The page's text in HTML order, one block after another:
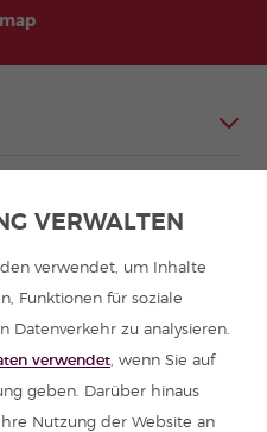
VERWALTEN
verwendet, um Inhalte
Funktionen für soziale
Datenverkehr zu analysieren.
verwendet, wenn Sie auf
geben. Darüber hinaus
Nutzung der Website an